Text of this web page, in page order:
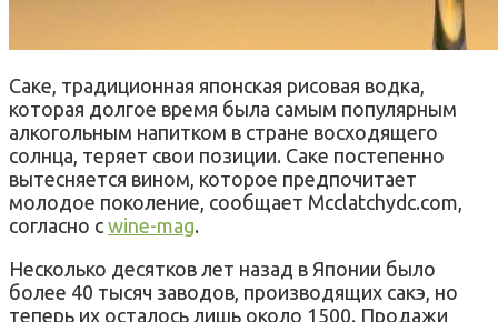
Саке, традиционная японская рисовая водка,
которая долгое время была самым популярным
алкогольным напитком в стране восходящего
солнца, теряет свои позиции. Саке постепенно
вытесняется вином, которое предпочитает
молодое поколение, сообщает Mcclatchydc.com,
согласно с wine-mag.
Несколько десятков лет назад в Японии было
более 40 тысяч заводов, производящих сакэ, но
теперь их осталось лишь около 1500. Продажи